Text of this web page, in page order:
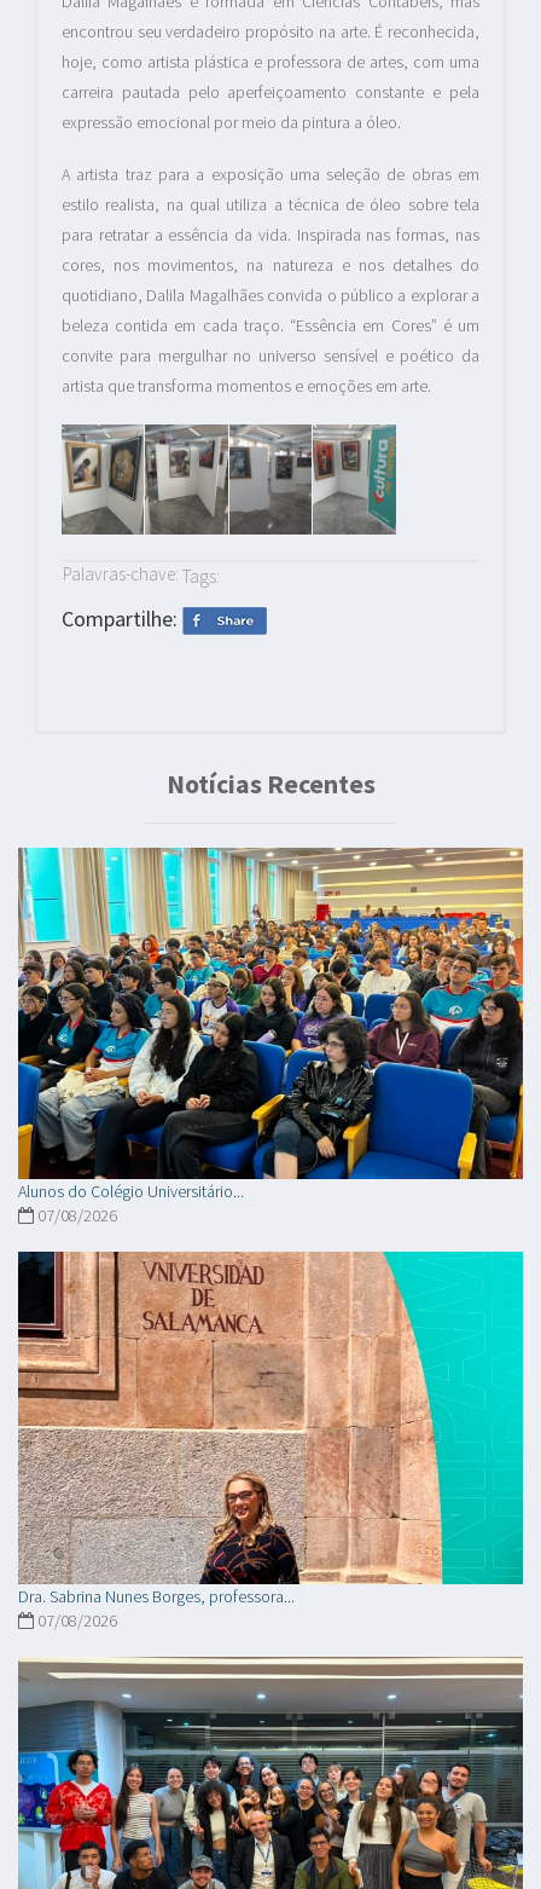
encontrou seu verdadeiro propósito na arte. É reconhecida,
hoje, como artista plástica e professora de artes, com uma
carreira pautada pelo aperfeiçoamento constante e pela
expressão emocional por meio da pintura a óleo.
A artista traz para a exposição uma seleção de obras em
estilo realista, na qual utiliza a técnica de óleo sobre tela
para retratar a essência da vida. Inspirada nas formas, nas
cores, nos movimentos, na natureza e nos detalhes do
quotidiano, Dalila Magalhães convida o público a explorar a
beleza contida em cada traço. “Essência em Cores” é um
convite para mergulhar no universo sensível e poético da
artista que transforma momentos e emoções em arte.
Palavras-chave: Tags:
Compartilhe:
Notícias Recentes
Alunos do Colégio Universitário...
07/08/2026
Dra. Sabrina Nunes Borges, professora...
07/08/2026